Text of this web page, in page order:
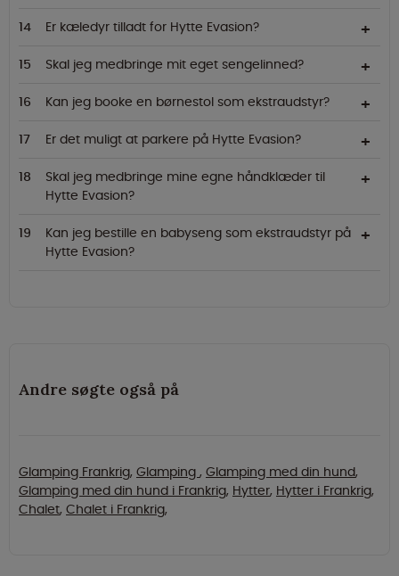
Er kæledyr tilladt for Hytte Evasion?
Skal jeg medbringe mit eget sengelinned?
Kan jeg booke en børnestol som ekstraudstyr?
Er det muligt at parkere på Hytte Evasion?
Skal jeg medbringe mine egne håndklæder til
Hytte Evasion?
Kan jeg bestille en babyseng som ekstraudstyr på
Hytte Evasion?
Andre søgte også på
Glamping Frankrig, Glamping , Glamping med din hund,
Glamping med din hund i Frankrig, Hytter, Hytter i Frankrig,
Chalet, Chalet i Frankrig,